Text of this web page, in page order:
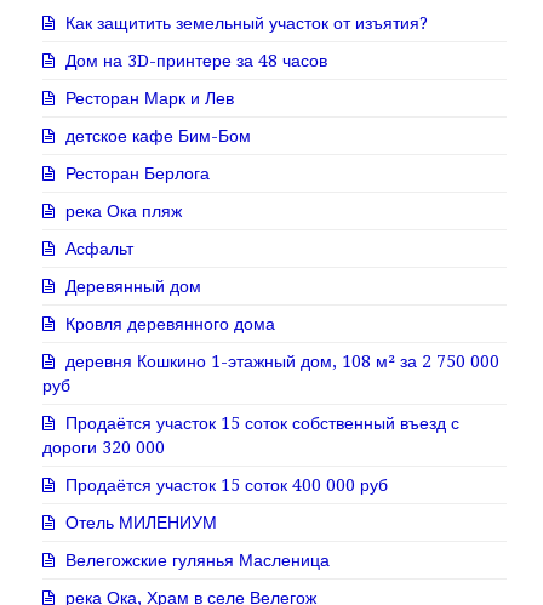
Как защитить земельный участок от изъятия?
Дом на 3D-принтере за 48 часов
Ресторан Марк и Лев
детское кафе Бим-Бом
Ресторан Берлога
река Ока пляж
Асфальт
Деревянный дом
Кровля деревянного дома
деревня Кошкино 1-этажный дом, 108 м² за 2 750 000
руб
Продаётся участок 15 соток собственный въезд с
дороги 320 000
Продаётся участок 15 соток 400 000 руб
Отель МИЛЕНИУМ
Велегожские гулянья Масленица
река Ока, Храм в селе Велегож